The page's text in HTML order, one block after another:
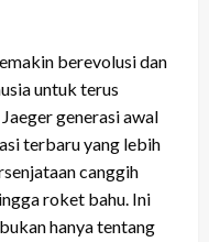
berevolusi dan
untuk terus
generasi awal
terbaru yang lebih
canggih
roket bahu. Ini
hanya tentang